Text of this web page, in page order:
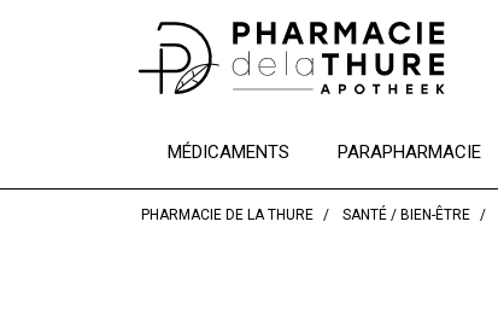
MÉDICAMENTS PARAPHARMACIE
PHARMACIE DE LA THURE SANTÉ / BIEN-ÊTRE